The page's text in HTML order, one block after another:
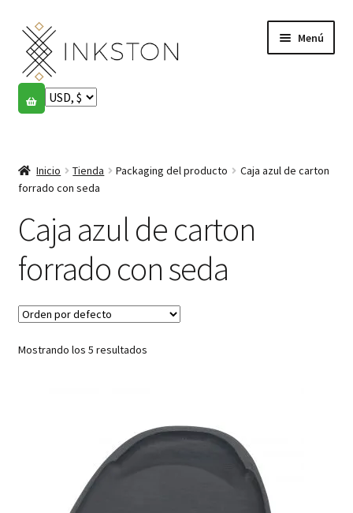
Ir
la
navegación
Ir
al
contenido
Menú
Tienda
menú
English
Español
Inicio Tienda Packaging del producto
Caja azul de carton
forrado con seda
Caja azul de carton
forrado con seda
Mostrando los 5 resultados